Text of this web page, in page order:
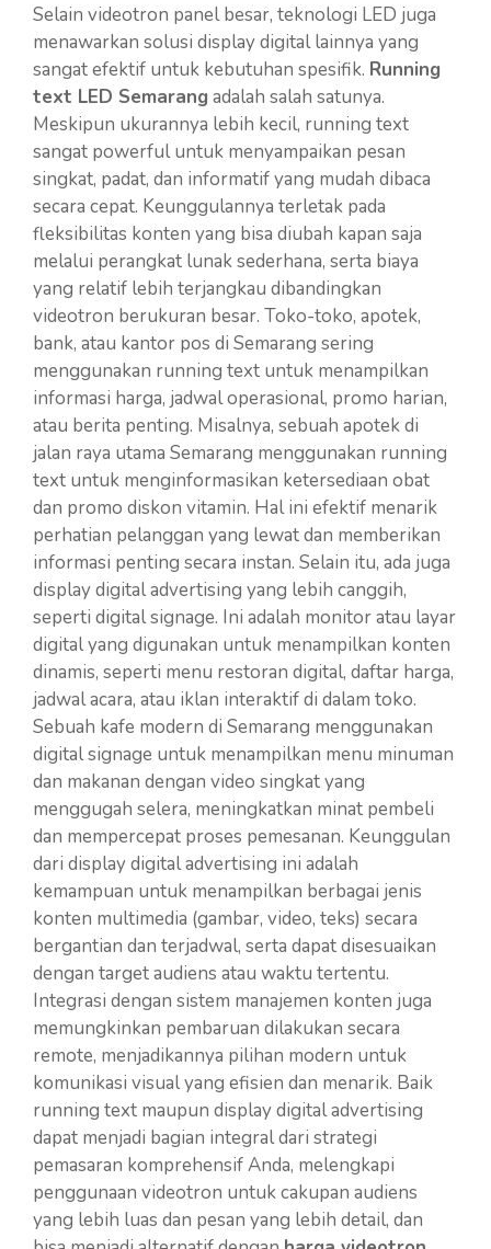
Selain videotron panel besar, teknologi LED juga
menawarkan solusi display digital lainnya yang
sangat efektif untuk kebutuhan spesifik. Running
text LED Semarang adalah salah satunya.
Meskipun ukurannya lebih kecil, running text
sangat powerful untuk menyampaikan pesan
singkat, padat, dan informatif yang mudah dibaca
secara cepat. Keunggulannya terletak pada
fleksibilitas konten yang bisa diubah kapan saja
melalui perangkat lunak sederhana, serta biaya
yang relatif lebih terjangkau dibandingkan
videotron berukuran besar. Toko-toko, apotek,
bank, atau kantor pos di Semarang sering
menggunakan running text untuk menampilkan
informasi harga, jadwal operasional, promo harian,
atau berita penting. Misalnya, sebuah apotek di
jalan raya utama Semarang menggunakan running
text untuk menginformasikan ketersediaan obat
dan promo diskon vitamin. Hal ini efektif menarik
perhatian pelanggan yang lewat dan memberikan
informasi penting secara instan. Selain itu, ada juga
display digital advertising yang lebih canggih,
seperti digital signage. Ini adalah monitor atau layar
digital yang digunakan untuk menampilkan konten
dinamis, seperti menu restoran digital, daftar harga,
jadwal acara, atau iklan interaktif di dalam toko.
Sebuah kafe modern di Semarang menggunakan
digital signage untuk menampilkan menu minuman
dan makanan dengan video singkat yang
menggugah selera, meningkatkan minat pembeli
dan mempercepat proses pemesanan. Keunggulan
dari display digital advertising ini adalah
kemampuan untuk menampilkan berbagai jenis
konten multimedia (gambar, video, teks) secara
bergantian dan terjadwal, serta dapat disesuaikan
dengan target audiens atau waktu tertentu.
Integrasi dengan sistem manajemen konten juga
memungkinkan pembaruan dilakukan secara
remote, menjadikannya pilihan modern untuk
komunikasi visual yang efisien dan menarik. Baik
running text maupun display digital advertising
dapat menjadi bagian integral dari strategi
pemasaran komprehensif Anda, melengkapi
penggunaan videotron untuk cakupan audiens
yang lebih luas dan pesan yang lebih detail, dan